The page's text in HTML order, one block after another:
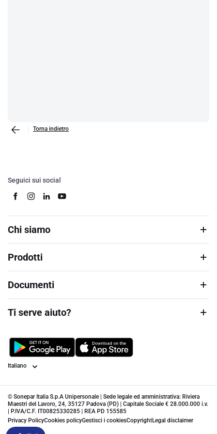
Torna indietro
Seguici sui social
Chi siamo
Prodotti
Documenti
Ti serve aiuto?
Lingua
© Sonepar Italia S.p.A Unipersonale | Sede legale ed amministrativa: Riviera
Maestri del Lavoro, 24, 35127 Padova (PD) | Capitale Sociale € 28.000.000 i.v.
| P.IVA/C.F. IT00825330285 | REA PD 155585
Privacy PolicyCookies policyGestisci i cookiesCopyrightLegal disclaimer